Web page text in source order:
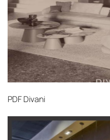
PDFDivani